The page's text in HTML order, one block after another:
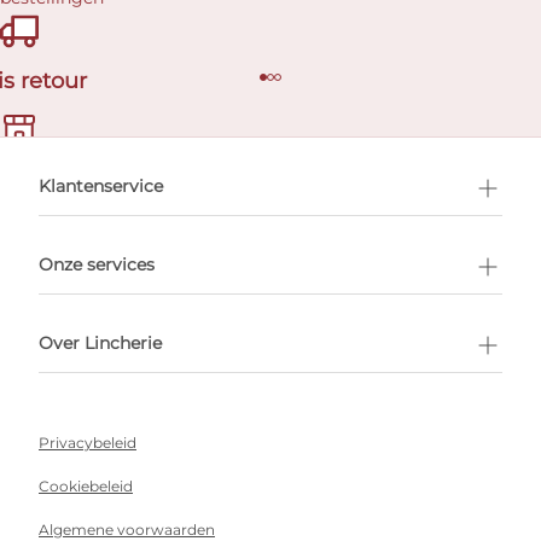
retour
afspraak
Klantenservice
Onze services
Over Lincherie
Privacybeleid
Cookiebeleid
Algemene voorwaarden